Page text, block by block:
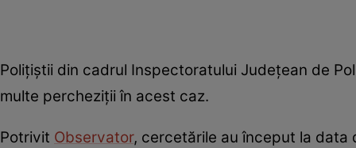
Polițiștii din cadrul Inspectoratului Județean de
multe percheziții în acest caz.
Potrivit Observator, cercetările au început la data